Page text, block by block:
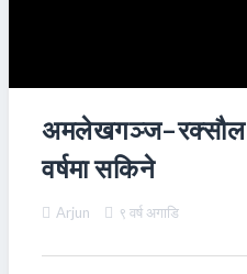
अमलेखगञ्ज–रक्सौल
वर्षमा सकिने
Arjun ९ वर्ष अगाडि